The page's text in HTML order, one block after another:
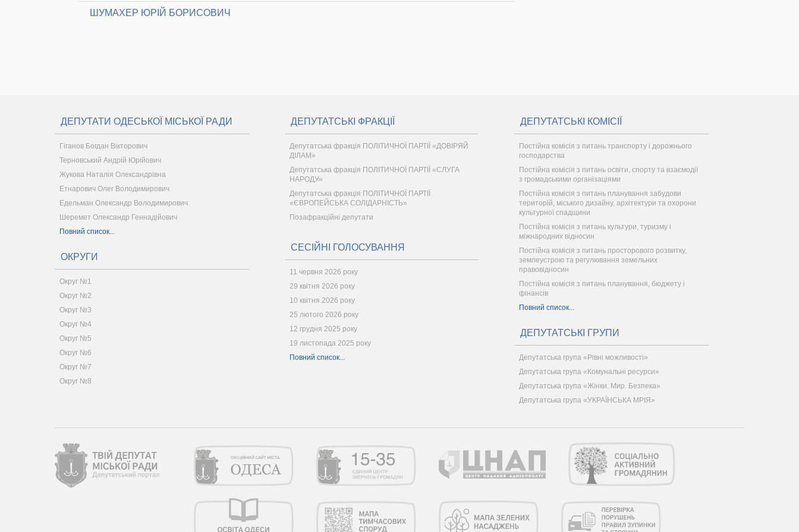
ШУМАХЕР ЮРІЙ БОРИСОВИЧ
ДЕПУТАТИ ОДЕСЬКОЇ МІСЬКОЇ РАДИ
Гіганов Богдан Вікторович
Терновський Андрій Юрійович
Жукова Наталія Олександрівна
Етнарович Олег Володимирович
Едельман Олександр Володимирович
Шеремет Олександр Геннадійович
Повний список...
ОКРУГИ
Округ №1
Округ №2
Округ №3
Округ №4
Округ №5
Округ №6
Округ №7
Округ №8
ДЕПУТАТСЬКІ ФРАКЦІЇ
Депутатська фракція ПОЛІТИЧНОЇ ПАРТІЇ «ДОВІРЯЙ
ДІЛАМ»
Депутатська фракція ПОЛІТИЧНОЇ ПАРТІЇ «СЛУГА
НАРОДУ»
Депутатська фракція ПОЛІТИЧНОЇ ПАРТІЇ
«ЄВРОПЕЙСЬКА СОЛІДАРНІСТЬ»
Позафракційні депутати
СЕСІЙНІ ГОЛОСУВАННЯ
11 червня 2026 року
29 квітня 2026 року
10 квітня 2026 року
25 лютого 2026 року
12 грудня 2025 року
19 листопада 2025 року
Повний список...
ДЕПУТАТСЬКІ КОМІСІЇ
Постійна комісія з питань транспорту і дорожнього
господарства
Постійна комісія з питань освіти, спорту та взаємодії
з громадськими організаціями
Постійна комісія з питань планування забудови
територій, міського дизайну, архітектури та охорони
культурної спадщини
Постійна комісія з питань культури, туризму і
міжнародних відносин
Постійна комісія з питань просторового розвитку,
землеустрою та регулювання земельних
правовідносин
Постійна комісія з питань планування, бюджету і
фінансів
Повний список...
ДЕПУТАТСЬКІ ГРУПИ
Депутатська група «Рівні можливості»
Депутатська група «Комунальні ресурси»
Депутатська група «Жінки. Мир. Безпека»
Депутатська група «УКРАЇНСЬКА МРІЯ»